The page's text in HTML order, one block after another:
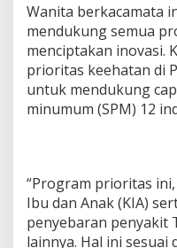
Wanita berkacamata
mendukung semua
menciptakan inovasi.
prioritas keehatan di
untuk mendukung
minumum (SPM) 12
“Program prioritas
Ibu dan Anak (KIA)
penyebaran penyakit
lainnya. Hal ini